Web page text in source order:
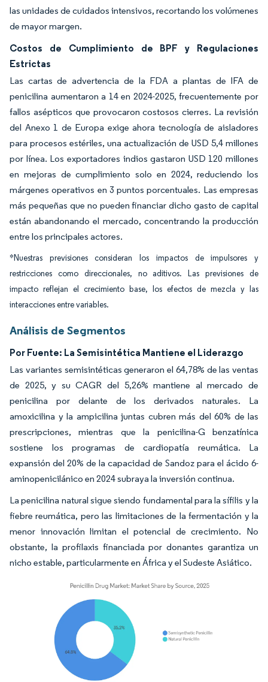
las unidades de cuidados intensivos, recortando los volúmenes
de mayor margen.
Costos de Cumplimiento de BPF y Regulaciones
Estrictas
Las cartas de advertencia de la FDA a plantas de IFA de
penicilina aumentaron a 14 en 2024-2025, frecuentemente por
fallos asépticos que provocaron costosos cierres. La revisión
del Anexo 1 de Europa exige ahora tecnología de aisladores
para procesos estériles, una actualización de USD 5,4 millones
por línea. Los exportadores indios gastaron USD 120 millones
en mejoras de cumplimiento solo en 2024, reduciendo los
márgenes operativos en 3 puntos porcentuales. Las empresas
más pequeñas que no pueden financiar dicho gasto de capital
están abandonando el mercado, concentrando la producción
entre los principales actores.
*Nuestras previsiones consideran los impactos de impulsores y
restricciones como direccionales, no aditivos. Las previsiones de
impacto reflejan el crecimiento base, los efectos de mezcla y las
interacciones entre variables.
Análisis de Segmentos
Por Fuente: La Semisintética Mantiene el Liderazgo
Las variantes semisintéticas generaron el 64,78% de las ventas
de 2025, y su CAGR del 5,26% mantiene al mercado de
penicilina por delante de los derivados naturales. La
amoxicilina y la ampicilina juntas cubren más del 60% de las
prescripciones, mientras que la penicilina-G benzatínica
sostiene los programas de cardiopatía reumática. La
expansión del 20% de la capacidad de Sandoz para el ácido 6-
aminopenicilánico en 2024 subraya la inversión continua.
La penicilina natural sigue siendo fundamental para la sífilis y la
fiebre reumática, pero las limitaciones de la fermentación y la
menor innovación limitan el potencial de crecimiento. No
obstante, la profilaxis financiada por donantes garantiza un
nicho estable, particularmente en África y el Sudeste Asiático.